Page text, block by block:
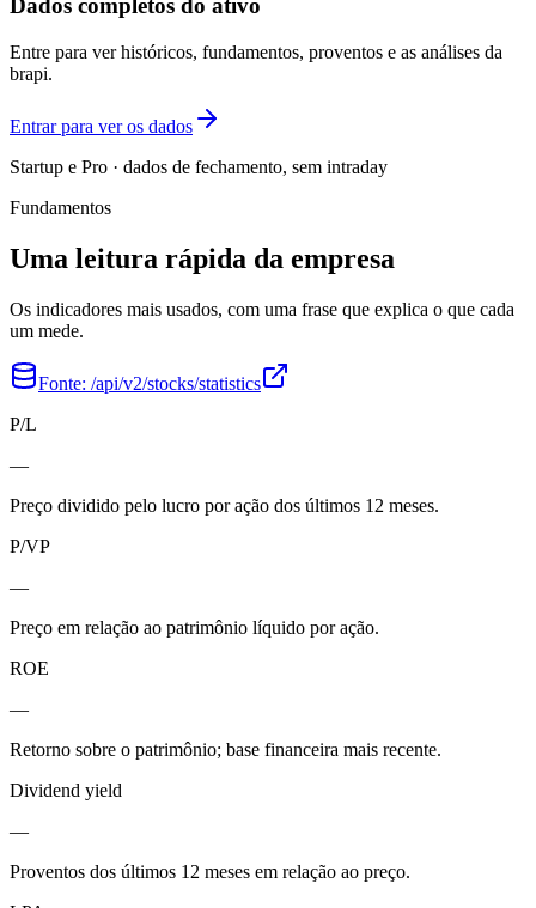
Dados completos do ativo
Entre para ver históricos, fundamentos, proventos e as análises da
brapi.
Entrar para ver os dados
Startup e Pro · dados de fechamento, sem intraday
Fundamentos
Uma leitura rápida da empresa
Os indicadores mais usados, com uma frase que explica o que cada
um mede.
Fonte: /api/v2/stocks/statistics
P/L
—
Preço dividido pelo lucro por ação dos últimos 12 meses.
P/VP
—
Preço em relação ao patrimônio líquido por ação.
ROE
—
Retorno sobre o patrimônio; base financeira mais recente.
Dividend yield
—
Proventos dos últimos 12 meses em relação ao preço.